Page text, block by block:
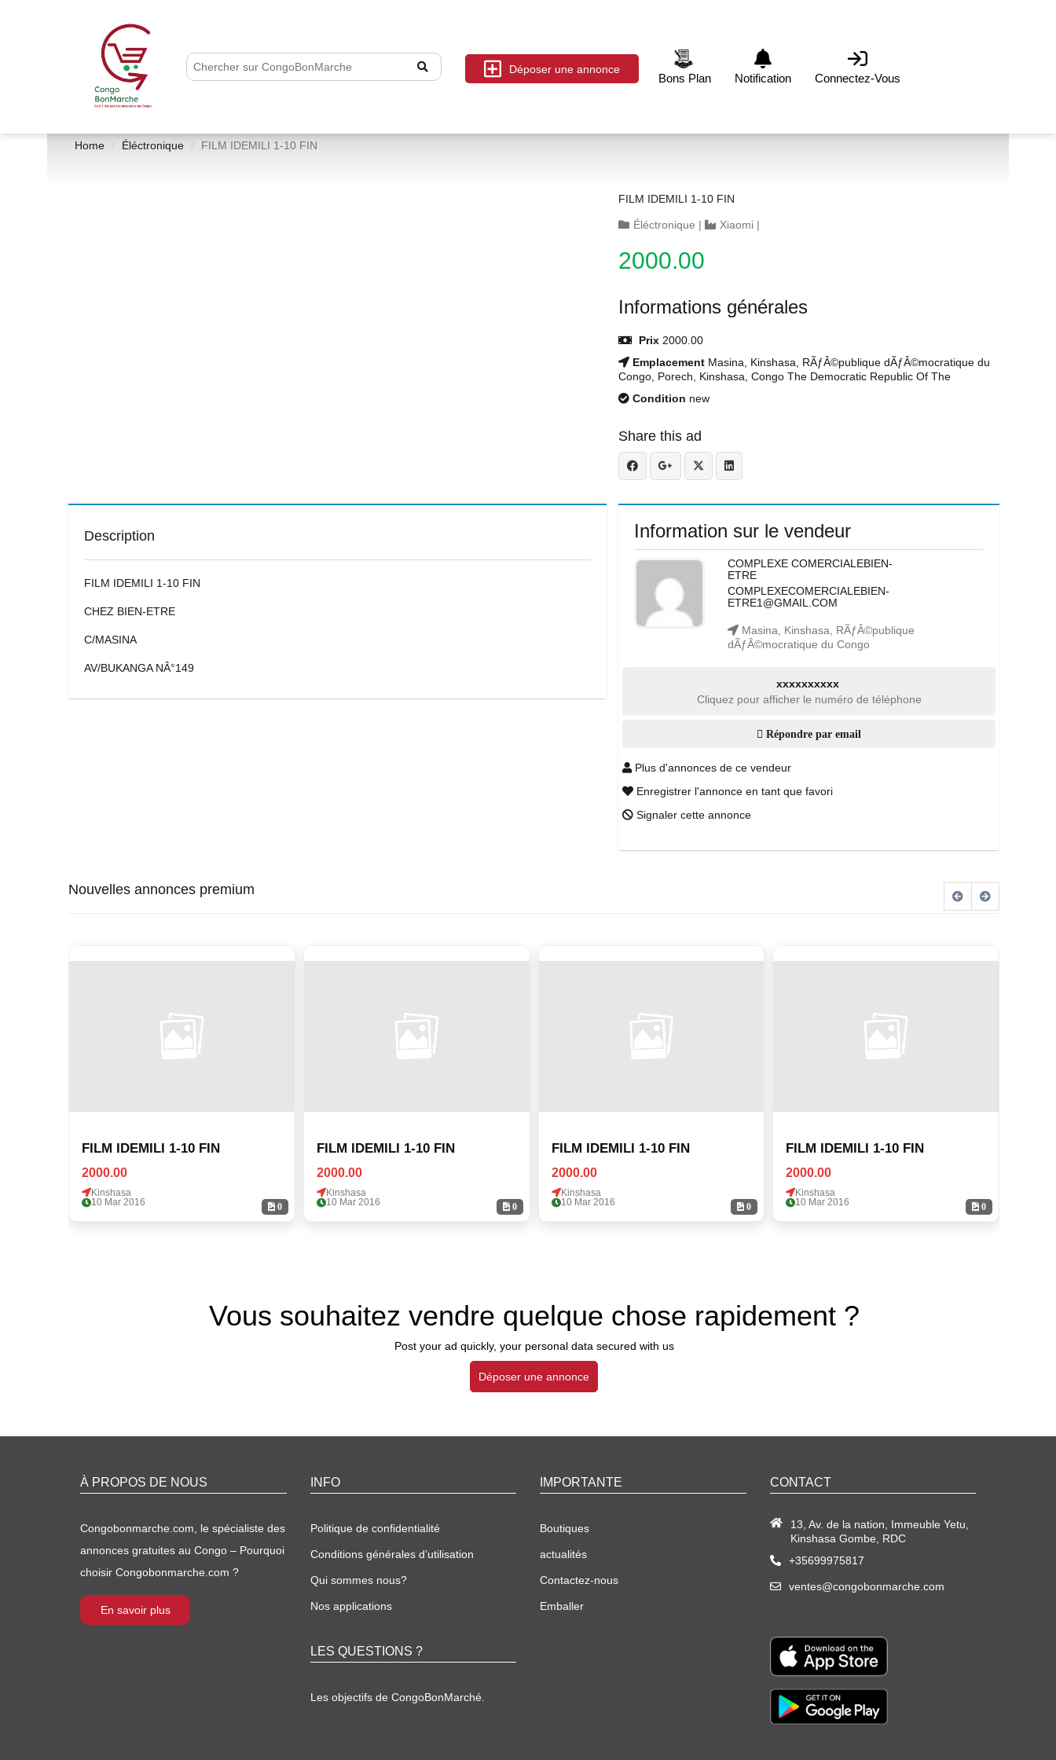
Déposer une annonce
Bons Plan Notification Connectez-Vous
Home Éléctronique FILM IDEMILI 1-10 FIN
FILM IDEMILI 1-10 FIN
Éléctronique | Xiaomi |
2000.00
Informations générales
Prix 2000.00
Emplacement Masina, Kinshasa, RÃƒÂ©publique dÃƒÂ©mocratique du
Congo, Porech, Kinshasa, Congo The Democratic Republic Of The
Condition new
Share this ad
Description
FILM IDEMILI 1-10 FIN
CHEZ BIEN-ETRE
C/MASINA
AV/BUKANGA NÂ°149
Information sur le vendeur
COMPLEXE COMERCIALEBIEN-
ETRE
COMPLEXECOMERCIALEBIEN-
ETRE1@GMAIL.COM
Masina, Kinshasa, RÃƒÂ©publique
dÃƒÂ©mocratique du Congo
xxxxxxxxxx
Cliquez pour afficher le numéro de téléphone
Répondre par email
Plus d'annonces de ce vendeur
Enregistrer l'annonce en tant que favori
Signaler cette annonce
Nouvelles annonces premium
0
FILM IDEMILI 1-10 FIN
2000.00
Kinshasa
10 Mar 2016
0
FILM IDEMILI 1-10 FIN
2000.00
Kinshasa
10 Mar 2016
0
FILM IDEMILI 1-10 FIN
2000.00
Kinshasa
10 Mar 2016
0
FILM IDEMILI 1-10 FIN
2000.00
Kinshasa
10 Mar 2016
Vous souhaitez vendre quelque chose rapidement ?
Post your ad quickly, your personal data secured with us
Déposer une annonce
À PROPOS DE NOUS
Congobonmarche.com, le spécialiste des
annonces gratuites au Congo – Pourquoi
choisir Congobonmarche.com ?
En savoir plus
INFO
Politique de confidentialité
Conditions générales d’utilisation
Qui sommes nous?
Nos applications
LES QUESTIONS ?
Les objectifs de CongoBonMarché.
IMPORTANTE
Boutiques
actualités
Contactez-nous
Emballer
CONTACT
13, Av. de la nation, Immeuble Yetu,
Kinshasa Gombe, RDC
+35699975817
ventes@congobonmarche.com